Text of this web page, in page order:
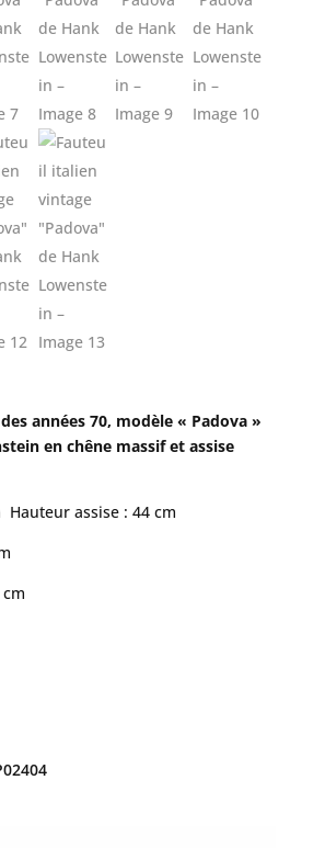
années 70, modèle « Padova »
en chêne massif et assise
Hauteur assise : 44 cm